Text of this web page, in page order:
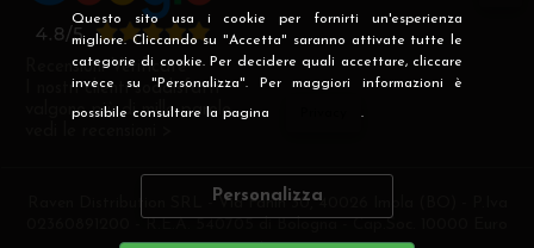
Questo sito usa i cookie per fornirti un'esperienza
migliore. Cliccando su "Accetta" saranno attivate tutte le
categorie di cookie. Per decidere quali accettare, cliccare
invece su "Personalizza". Per maggiori informazioni è
possibile consultare la pagina .
Personalizza
Recensioni Verificate
I nostri clienti soddisfatti
valgono più di mille parole
Raven Distribution SRL - Via Fanin 30, 40026 Imola (BO) - P.Iva